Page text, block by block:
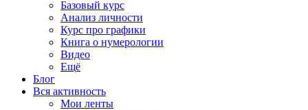
Базовый курс
Анализ личности
Курс про графики
Книга о нумерологии
Видео
Ещё
Блог
Вся активность
Мои ленты